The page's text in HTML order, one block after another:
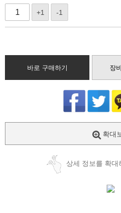
+1 -1
바로 구매하기 장
확대
상세 정보를 확